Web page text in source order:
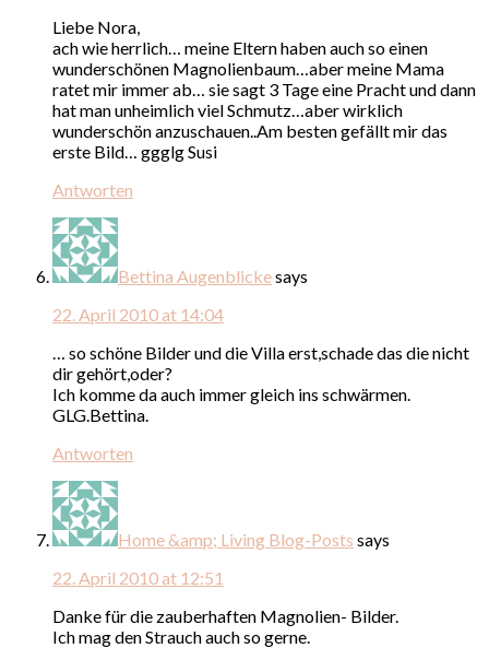
Liebe Nora,
ach wie herrlich… meine Eltern haben auch so einen
wunderschönen Magnolienbaum…aber meine Mama
ratet mir immer ab… sie sagt 3 Tage eine Pracht und dann
hat man unheimlich viel Schmutz…aber wirklich
wunderschön anzuschauen..Am besten gefällt mir das
erste Bild… ggglg Susi
Antworten
Bettina Augenblickesays
22. April 2010 at 14:04
… so schöne Bilder und die Villa erst,schade das die nicht
dir gehört,oder?
Ich komme da auch immer gleich ins schwärmen.
GLG.Bettina.
Antworten
Home &amp; Living Blog-Posts says
22. April 2010 at 12:51
Danke für die zauberhaften Magnolien- Bilder.
Ich mag den Strauch auch so gerne.